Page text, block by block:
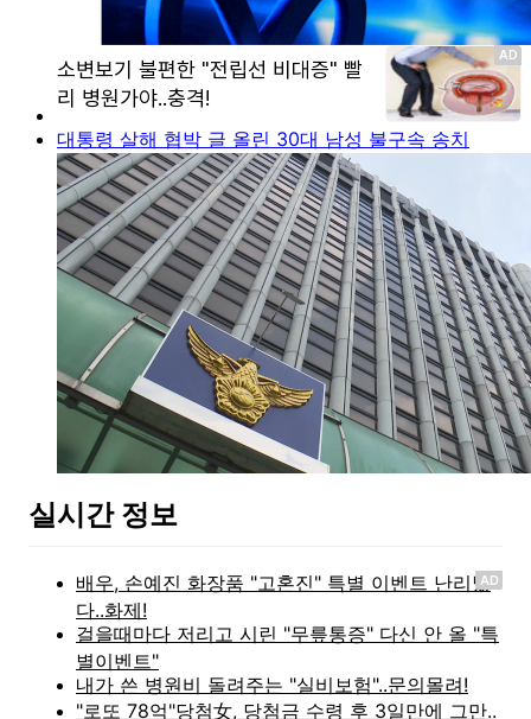
대통령 살해 협박 글 올린 30대 남성 불구속 송치
실시간 정보
AD